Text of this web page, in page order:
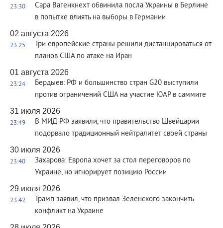
23:30
Сара Вагенкнехт обвинила посла Украины в Берлине
в попытке влиять на выборы в Германии
02 августа 2026
23:25
Три европейские страны решили дистанцироваться от
планов США по атаке на Иран
01 августа 2026
23:24
Бердыев: РФ и большинство стран G20 выступили
против ограничений США на участие ЮАР в саммите
31 июля 2026
23:49
В МИД РФ заявили, что правительство Швейцарии
подорвало традиционный нейтралитет своей страны
30 июля 2026
23:40
Захарова: Европа хочет за стол переговоров по
Украине, но игнорирует позицию России
29 июля 2026
23:42
Трамп заявил, что призвал Зеленского закончить
конфликт на Украине